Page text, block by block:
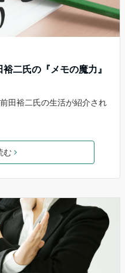
二氏の『メモの魔力』
田裕二氏の生活が紹介され
む